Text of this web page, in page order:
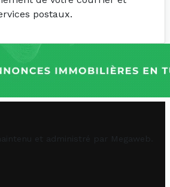
postaux.
et administré par Megaweb